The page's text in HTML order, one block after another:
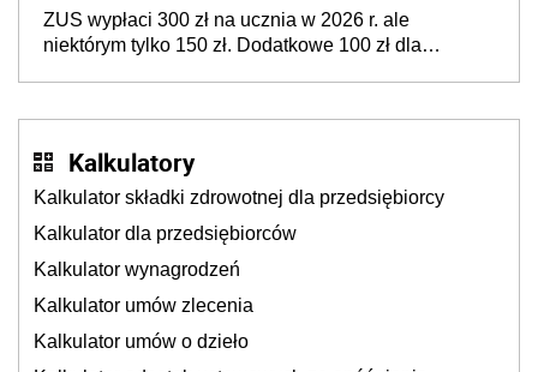
ZUS wypłaci 300 zł na ucznia w 2026 r. ale
niektórym tylko 150 zł. Dodatkowe 100 zł dla
Kalkulatory
Kalkulator składki zdrowotnej dla przedsiębiorcy
Kalkulator dla przedsiębiorców
Kalkulator wynagrodzeń
Kalkulator umów zlecenia
Kalkulator umów o dzieło